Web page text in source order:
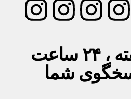
هفت روز هفته ، ۲۴ ساعت
شما